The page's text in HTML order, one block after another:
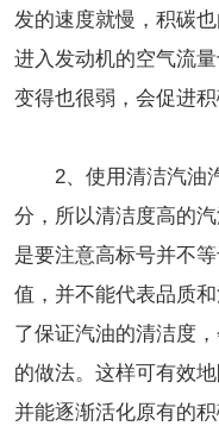
发的速度就慢，积碳
进入发动机的空气流
变得也很弱，会促进积
2、使用清洁汽油汽
分，所以清洁度高的
是要注意高标号并不
值，并不能代表品质
了保证汽油的清洁度
的做法。这样可有效
并能逐渐活化原有的